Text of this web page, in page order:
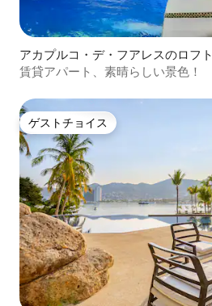
アカプルコ・デ・フアレスのロフト
賃貸アパート、素晴らしい景色！
ゲストチョイス
ゲストチョイス